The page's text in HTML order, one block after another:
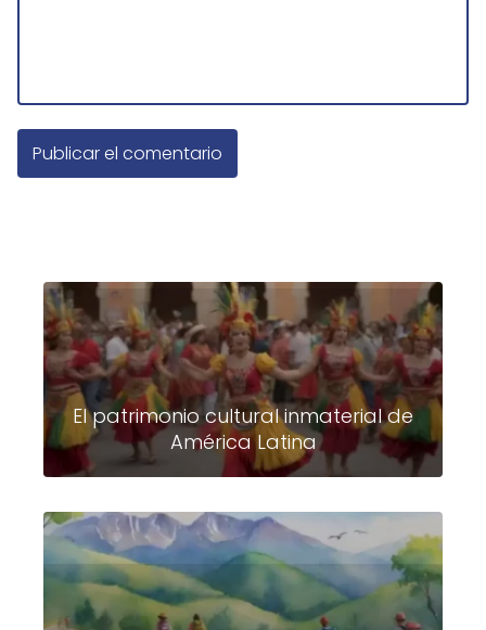
El patrimonio cultural inmaterial de
América Latina